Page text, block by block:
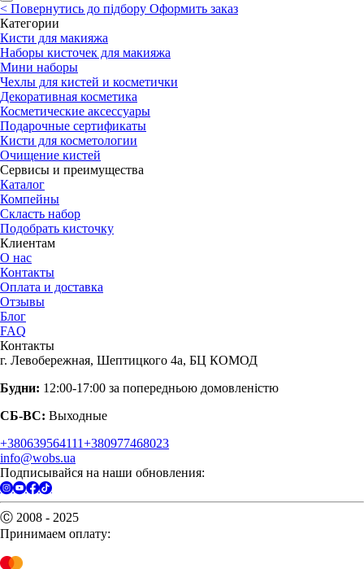
< Повернутись до підбору Оформить заказ
Категории
Кисти для макияжа
Наборы кисточек для макияжа
Мини наборы
Чехлы для кистей и косметички
Декоративная косметика
Косметические аксессуары
Подарочные сертификаты
Кисти для косметологии
Очищение кистей
Сервисы и преимущества
Каталог
Компейны
Скласть набор
Подобрать кисточку
Клиентам
О нас
Контакты
Оплата и доставка
Отзывы
Блог
FAQ
Контакты
г. Левобережная, Шептицкого 4а, БЦ КОМОД
Будни: 12:00-17:00 за попередньою домовленістю
СБ-ВС: Выходные
+380639564111+380977468023
info@wobs.ua
Подписывайся на наши обновления:
Ⓒ 2008 - 2025
Принимаем оплату: